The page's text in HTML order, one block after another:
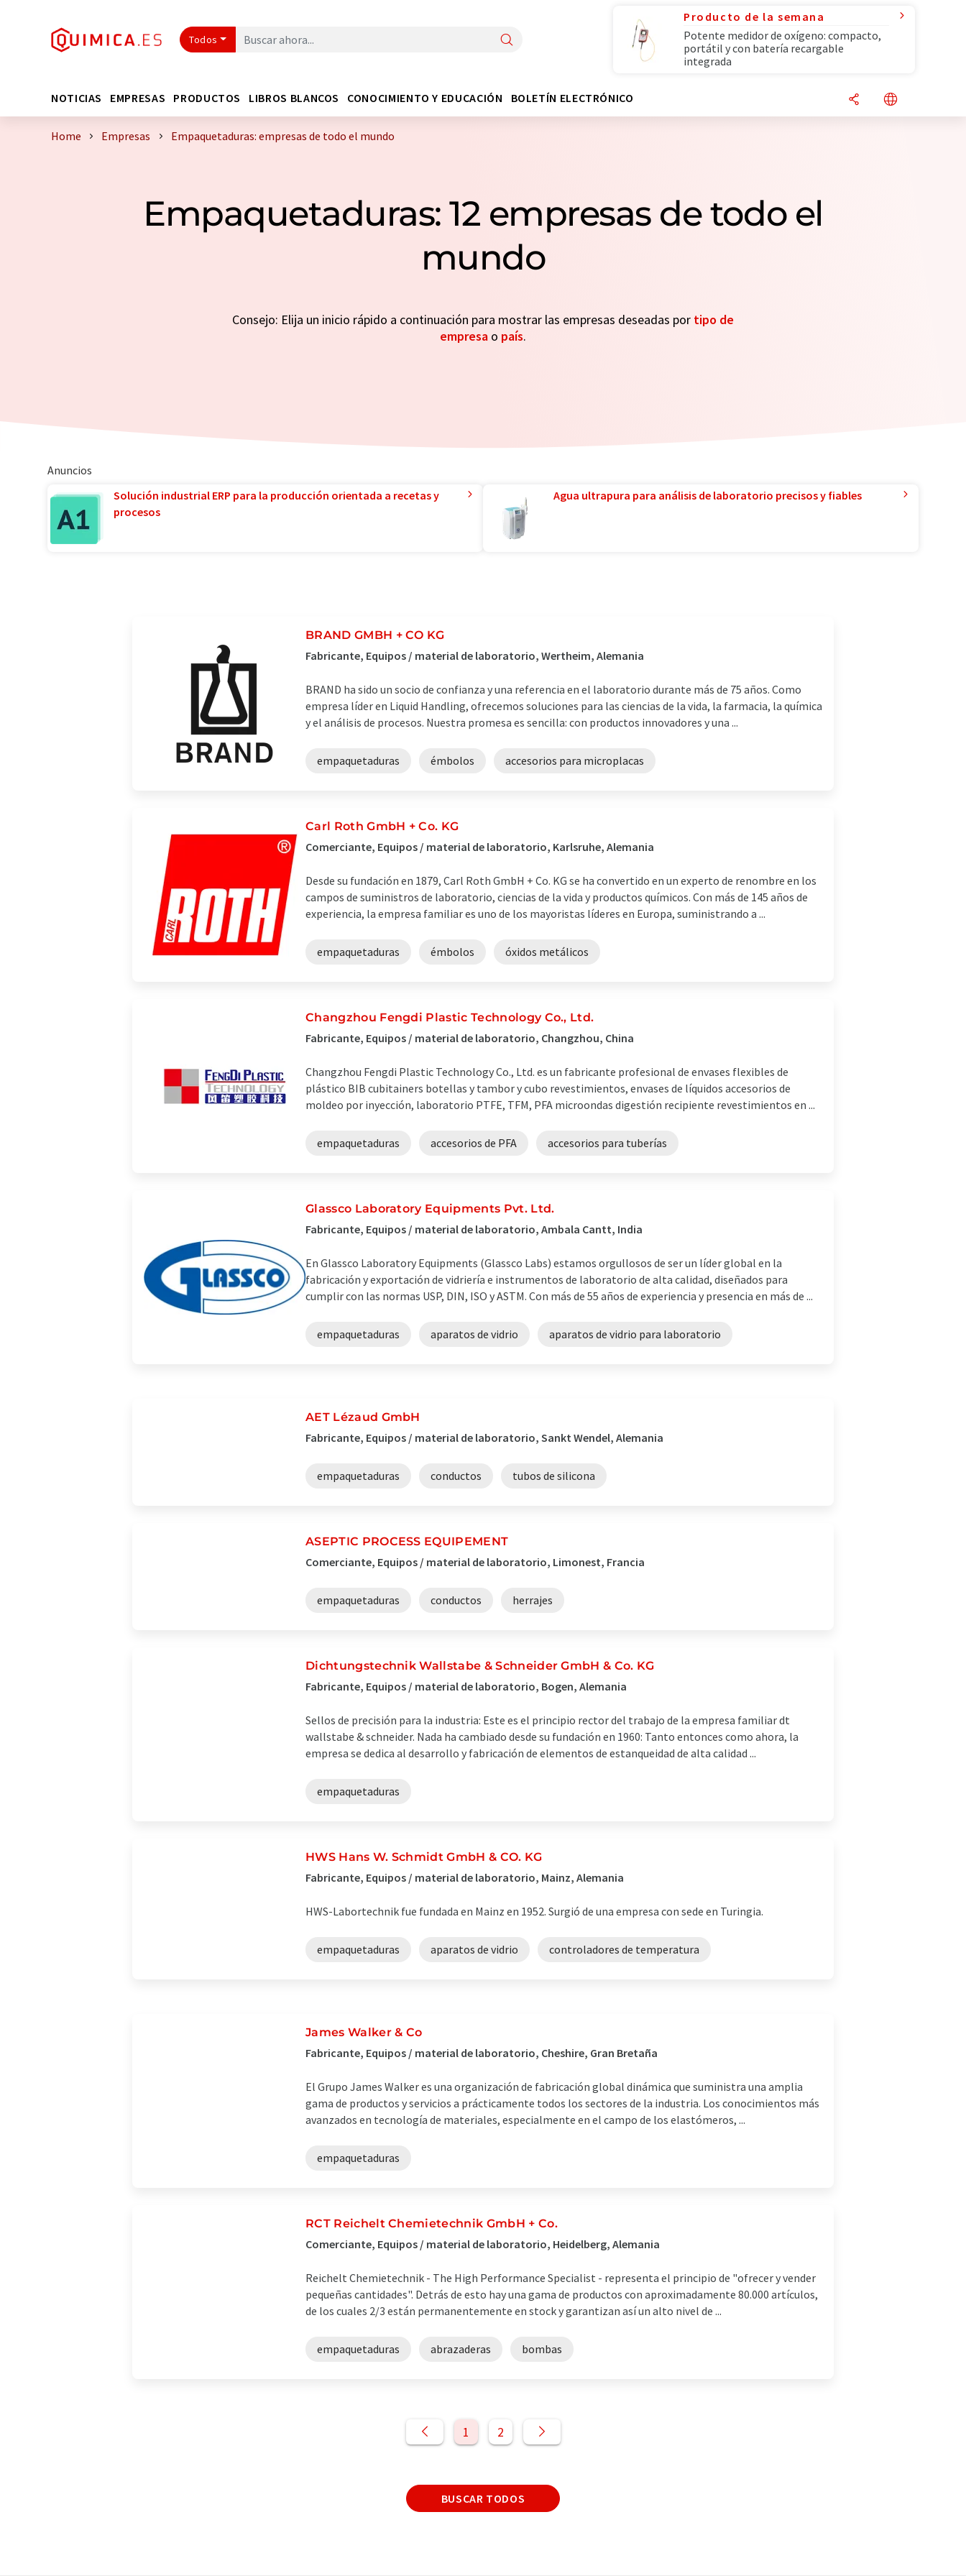
Todos
Producto de la semana
Potente medidor de oxígeno: compacto,
portátil y con batería recargable
integrada
NOTICIAS EMPRESAS PRODUCTOS LIBROS BLANCOS CONOCIMIENTO Y EDUCACIÓN BOLETÍN ELECTRÓNICO
Home Empresas Empaquetaduras: empresas de todo el mundo
Empaquetaduras: 12 empresas de todo el
mundo
Consejo: Elija un inicio rápido a continuación para mostrar las empresas deseadas por tipo de
empresa o país.
Anuncios
Solución industrial ERP para la producción orientada a recetas y
procesos
Agua ultrapura para análisis de laboratorio precisos y fiables
BRAND GMBH + CO KG
Fabricante, Equipos / material de laboratorio, Wertheim, Alemania
BRAND ha sido un socio de confianza y una referencia en el laboratorio durante más de 75 años. Como
empresa líder en Liquid Handling, ofrecemos soluciones para las ciencias de la vida, la farmacia, la química
y el análisis de procesos. Nuestra promesa es sencilla: con productos innovadores y una ...
empaquetaduras émbolos accesorios para microplacas
Carl Roth GmbH + Co. KG
Comerciante, Equipos / material de laboratorio, Karlsruhe, Alemania
Desde su fundación en 1879, Carl Roth GmbH + Co. KG se ha convertido en un experto de renombre en los
campos de suministros de laboratorio, ciencias de la vida y productos químicos. Con más de 145 años de
experiencia, la empresa familiar es uno de los mayoristas líderes en Europa, suministrando a ...
empaquetaduras émbolos óxidos metálicos
Changzhou Fengdi Plastic Technology Co., Ltd.
Fabricante, Equipos / material de laboratorio, Changzhou, China
Changzhou Fengdi Plastic Technology Co., Ltd. es un fabricante profesional de envases flexibles de
plástico BIB cubitainers botellas y tambor y cubo revestimientos, envases de líquidos accesorios de
moldeo por inyección, laboratorio PTFE, TFM, PFA microondas digestión recipiente revestimientos en ...
empaquetaduras accesorios de PFA accesorios para tuberías
Glassco Laboratory Equipments Pvt. Ltd.
Fabricante, Equipos / material de laboratorio, Ambala Cantt, India
En Glassco Laboratory Equipments (Glassco Labs) estamos orgullosos de ser un líder global en la
fabricación y exportación de vidriería e instrumentos de laboratorio de alta calidad, diseñados para
cumplir con las normas USP, DIN, ISO y ASTM. Con más de 55 años de experiencia y presencia en más de ...
empaquetaduras aparatos de vidrio aparatos de vidrio para laboratorio
AET Lézaud GmbH
Fabricante, Equipos / material de laboratorio, Sankt Wendel, Alemania
empaquetaduras conductos tubos de silicona
ASEPTIC PROCESS EQUIPEMENT
Comerciante, Equipos / material de laboratorio, Limonest, Francia
empaquetaduras conductos herrajes
Dichtungstechnik Wallstabe & Schneider GmbH & Co. KG
Fabricante, Equipos / material de laboratorio, Bogen, Alemania
Sellos de precisión para la industria: Este es el principio rector del trabajo de la empresa familiar dt
wallstabe & schneider. Nada ha cambiado desde su fundación en 1960: Tanto entonces como ahora, la
empresa se dedica al desarrollo y fabricación de elementos de estanqueidad de alta calidad ...
empaquetaduras
HWS Hans W. Schmidt GmbH & CO. KG
Fabricante, Equipos / material de laboratorio, Mainz, Alemania
HWS-Labortechnik fue fundada en Mainz en 1952. Surgió de una empresa con sede en Turingia.
empaquetaduras aparatos de vidrio controladores de temperatura
James Walker & Co
Fabricante, Equipos / material de laboratorio, Cheshire, Gran Bretaña
El Grupo James Walker es una organización de fabricación global dinámica que suministra una amplia
gama de productos y servicios a prácticamente todos los sectores de la industria. Los conocimientos más
avanzados en tecnología de materiales, especialmente en el campo de los elastómeros, ...
empaquetaduras
RCT Reichelt Chemietechnik GmbH + Co.
Comerciante, Equipos / material de laboratorio, Heidelberg, Alemania
Reichelt Chemietechnik - The High Performance Specialist - representa el principio de "ofrecer y vender
pequeñas cantidades". Detrás de esto hay una gama de productos con aproximadamente 80.000 artículos,
de los cuales 2/3 están permanentemente en stock y garantizan así un alto nivel de ...
empaquetaduras abrazaderas bombas
1 2
BUSCAR TODOS